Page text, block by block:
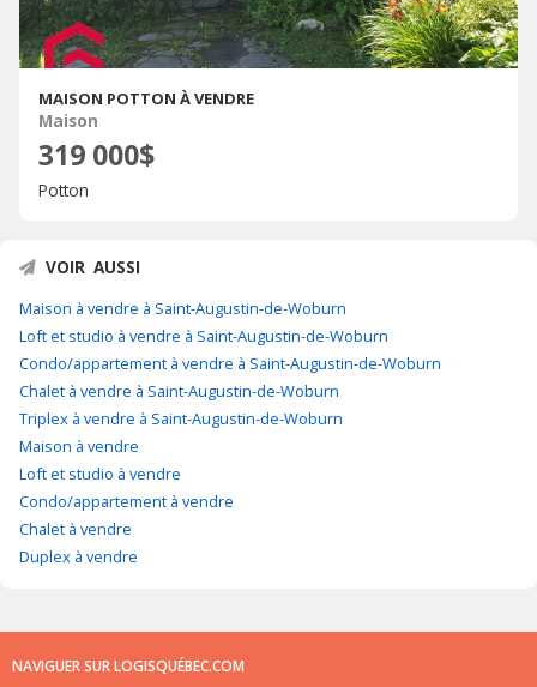
MAISON POTTON À VENDRE
Maison
319 000$
Potton
VOIR AUSSI
Maison à vendre à Saint-Augustin-de-Woburn
Loft et studio à vendre à Saint-Augustin-de-Woburn
Condo/appartement à vendre à Saint-Augustin-de-Woburn
Chalet à vendre à Saint-Augustin-de-Woburn
Triplex à vendre à Saint-Augustin-de-Woburn
Maison à vendre
Loft et studio à vendre
Condo/appartement à vendre
Chalet à vendre
Duplex à vendre
NAVIGUER SUR LOGISQUÉBEC.COM